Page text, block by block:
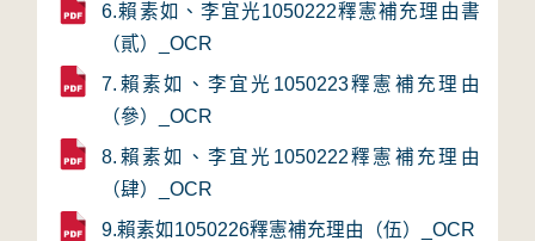
6.賴素如、李宜光1050222釋憲補充理由書
（貳）_OCR
7.賴素如、李宜光1050223釋憲補充理由
（參）_OCR
8.賴素如、李宜光1050222釋憲補充理由
（肆）_OCR
9.賴素如1050226釋憲補充理由（伍）_OCR